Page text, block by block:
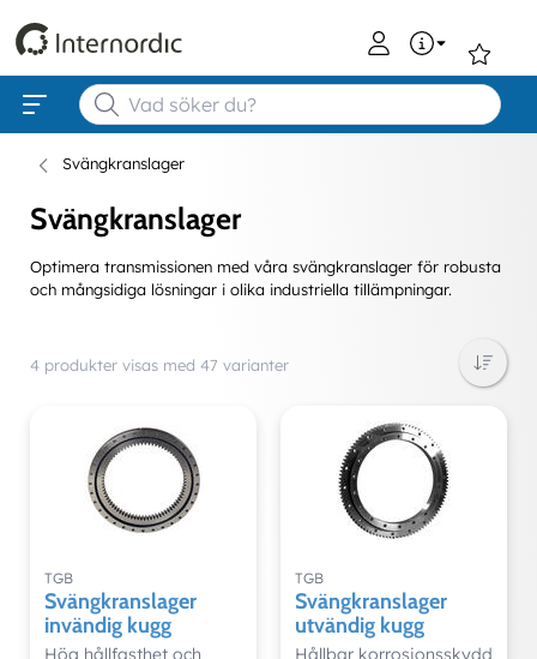
Svängkranslager
Svängkranslager
Optimera transmissionen med våra svängkranslager för robusta
och mångsidiga lösningar i olika industriella tillämpningar.
4 produkter visas med 47 varianter
TGB
Svängkranslager
invändig kugg
Hög hållfasthet och
TGB
Svängkranslager
utvändig kugg
Hållbar korrosionsskydd